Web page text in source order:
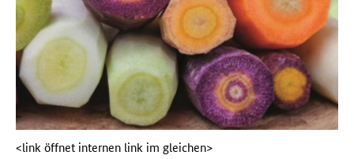
<link öffnet internen link im gleichen>